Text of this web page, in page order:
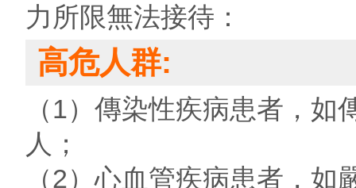
力所限無法接待：
高危人群:
（1）傳染性疾病患者，
人；
（2）心血管疾病患者，